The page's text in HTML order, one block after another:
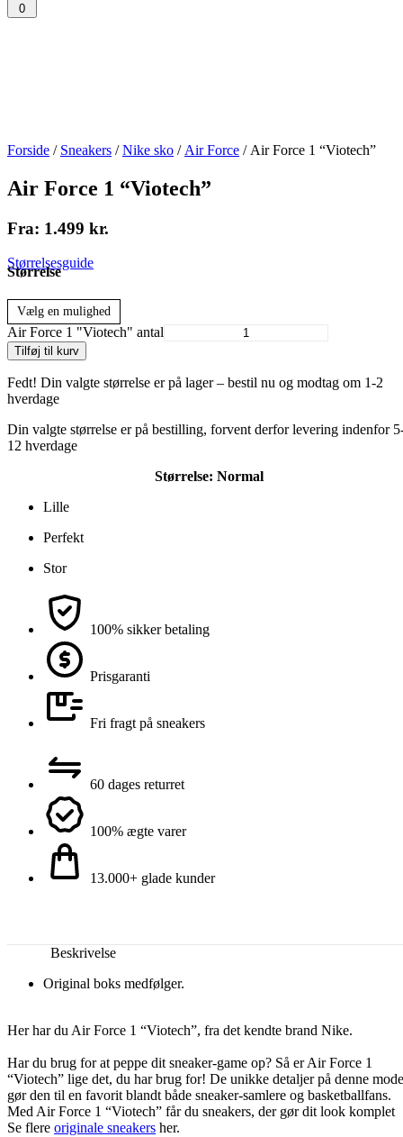
0
Forside / Sneakers /Nike sko / Air Force / Air Force 1 “Viotech”
Air Force 1 “Viotech”
Fra: 1.499 kr.
Størrelsesguide
Størrelse
Vælg en mulighed
Air Force 1 "Viotech" antal
Tilføj til kurv
Fedt! Din valgte størrelse er på lager – bestil nu og modtag om 1-2
hverdage
Din valgte størrelse er på bestilling, forvent derfor levering indenfor
12 hverdage
Størrelse: Normal
Lille
Perfekt
Stor
100% sikker betaling
Prisgaranti
Fri fragt på sneakers
60 dages returret
100% ægte varer
13.000+ glade kunder
Beskrivelse
Original boks medfølger.
Her har du Air Force 1 “Viotech”, fra det kendte brand Nike.
Har du brug for at peppe dit sneaker-game op? Så er Air Force 1
“Viotech” lige det, du har brug for! De unikke detaljer på denne
gør den til en favorit blandt både sneaker-samlere og basketballfans.
Med Air Force 1 “Viotech” får du sneakers, der gør dit look komplet
Se flere originale sneakers her.